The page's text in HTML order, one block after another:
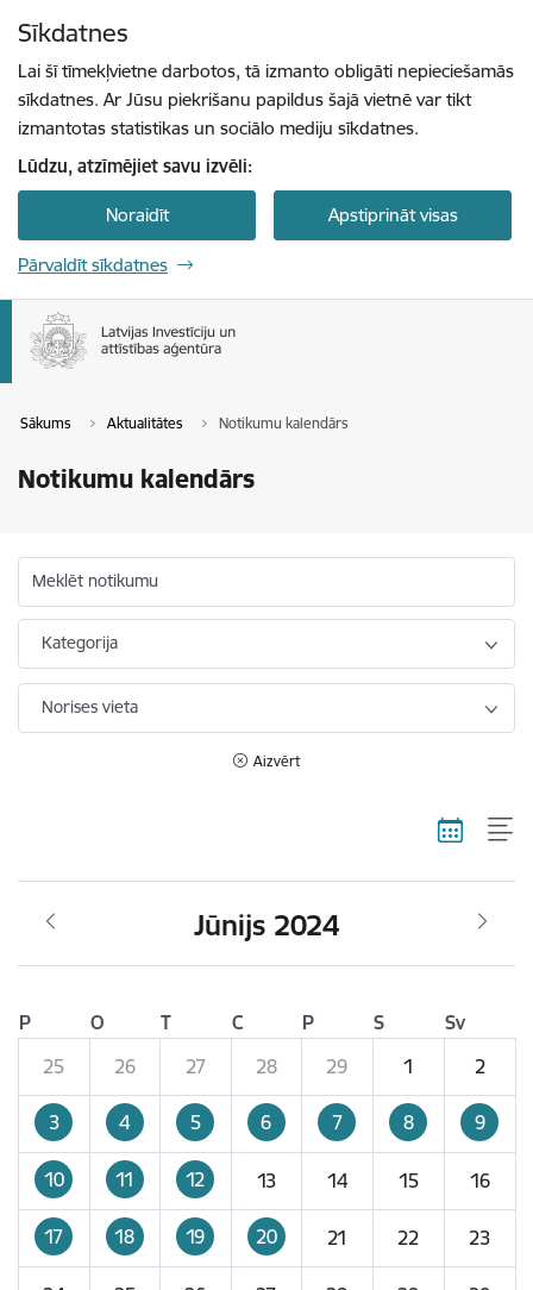
Sīkdatnes
Lai šī tīmekļvietne darbotos, tā izmanto obligāti nepieciešamās
sīkdatnes. Ar Jūsu piekrišanu papildus šajā vietnē var tikt
izmantotas statistikas un sociālo mediju sīkdatnes.
Lūdzu, atzīmējiet savu izvēli:
Noraidīt Apstiprināt visas
Pārvaldīt sīkdatnes
Sākums Aktualitātes Notikumu kalendārs
Notikumu kalendārs
Meklēt notikumu
Kategorija
Norises vieta
Aizvērt
Jūnijs 2024
P O T C P S
Sv
25
26 27 28 29 1 2
3 4 5 6 7 8 9
10 11 12 13 14 15 16
17 18 19 20 21 22 23